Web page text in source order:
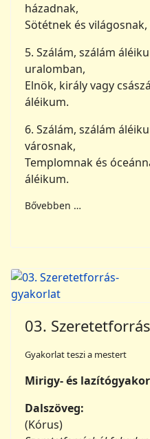
házadnak,
Sötétnek és
5. Szálám, szálám
uralomban,
Elnök, király vagy
áléikum.
6. Szálám, szálám
városnak,
Templomnak és
áléikum.
Bővebben …
03.
Gyakorlat teszi a mestert
Mirigy- és
Dalszöveg:
(Kórus)